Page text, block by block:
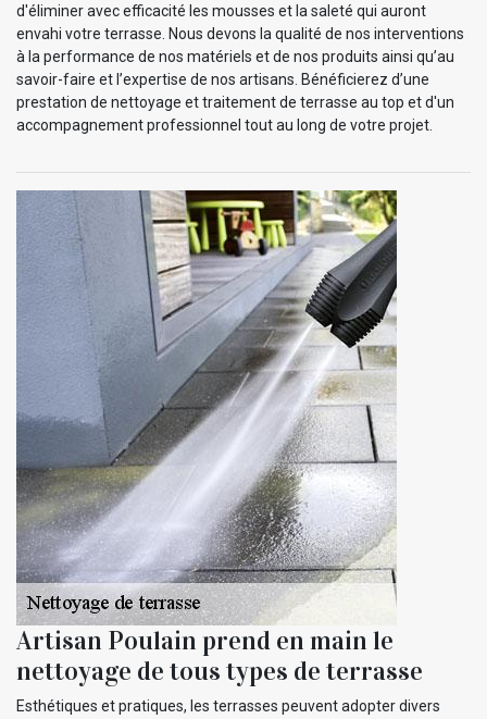
d'éliminer avec efficacité les mousses et la saleté qui auront
envahi votre terrasse. Nous devons la qualité de nos interventions
à la performance de nos matériels et de nos produits ainsi qu’au
savoir-faire et l’expertise de nos artisans. Bénéficierez d’une
prestation de nettoyage et traitement de terrasse au top et d'un
accompagnement professionnel tout au long de votre projet.
Artisan Poulain prend en main le
nettoyage de tous types de terrasse
Esthétiques et pratiques, les terrasses peuvent adopter divers